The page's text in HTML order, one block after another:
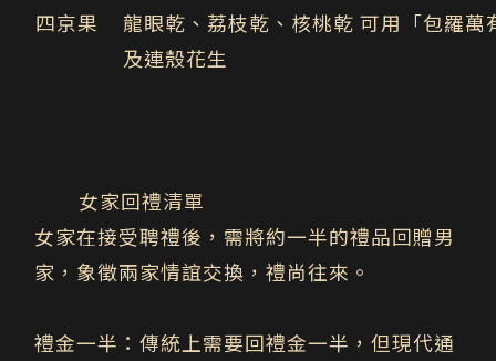
四京果
龍眼乾、荔枝乾、核桃乾
及連殼花生
可用「包羅萬
女家回禮清單
女家在接受聘禮後，需將約一半的禮品回贈男
家，象徵兩家情誼交換，禮尚往來。
禮金一半：傳統上需要回禮金一半，但現代通